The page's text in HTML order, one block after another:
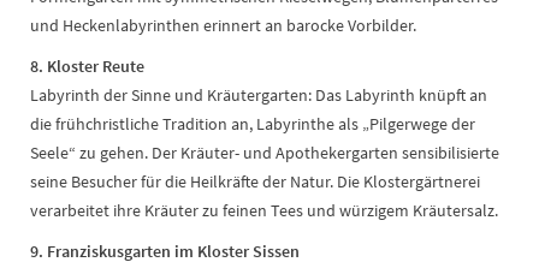
und Heckenlabyrinthen erinnert an barocke Vorbilder.
8. Kloster Reute
Labyrinth der Sinne und Kräutergarten: Das Labyrinth knüpft an
die frühchristliche Tradition an, Labyrinthe als „Pilgerwege der
Seele“ zu gehen. Der Kräuter- und Apothekergarten sensibilisierte
seine Besucher für die Heilkräfte der Natur. Die Klostergärtnerei
verarbeitet ihre Kräuter zu feinen Tees und würzigem Kräutersalz.
9. Franziskusgarten im Kloster Sissen